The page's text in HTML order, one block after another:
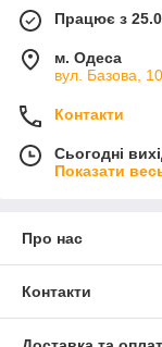
Працює з
м. Одеса
вул. Базова,
Контакти
Сьогодні
Показати
Про нас
Контакти